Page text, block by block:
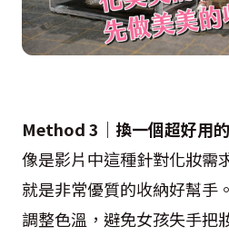
Method 3｜換一個超好用
像是影片中這種針對化妝需
就是非常優質的收納好幫手
調整色溫，避免女孩失手把